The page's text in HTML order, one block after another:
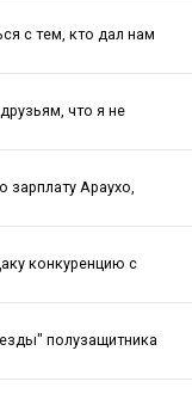
с тем, кто дал нам
что я не
Араухо,
конкуренцию с
полузащитника